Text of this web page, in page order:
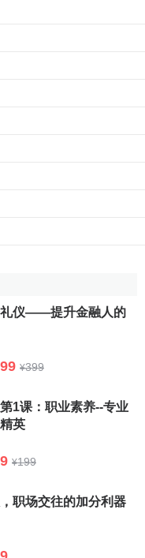
礼仪规范，可以提高
常包括
式。通过礼仪义书，
深友谊的目的。常用
于
去开展工作，这对塑
、商务洽谈礼仪、
的民族存在着不同的
在社交往来中自觉尊
功。习俗礼仪的内容
、人生礼俗（如婚嫁
礼仪——提升金融人的
¥399
1课：职业素养--专业
英
¥199
职场交往的加分利器